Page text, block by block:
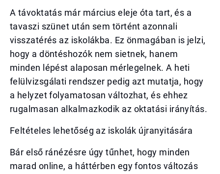
A távoktatás már március eleje óta tart, és a
tavaszi szünet után sem történt azonnali
visszatérés az iskolákba. Ez önmagában is jelzi,
hogy a döntéshozók nem sietnek, hanem
minden lépést alaposan mérlegelnek. A heti
felülvizsgálati rendszer pedig azt mutatja, hogy
a helyzet folyamatosan változhat, és ehhez
rugalmasan alkalmazkodik az oktatási irányítás.
Feltételes lehetőség az iskolák újranyitására
Bár első ránézésre úgy tűnhet, hogy minden
marad online, a háttérben egy fontos változás